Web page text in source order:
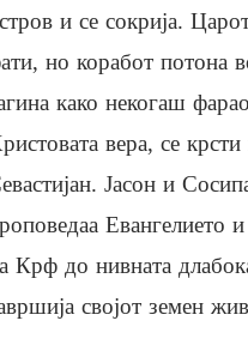
и се сокрија.
но коработ потона
како некогаш
вера, се
Јасон и
Евангелието
Крф до нивната
својот земен